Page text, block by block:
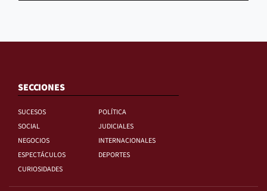
SECCIONES
SUCESOS
POLÍTICA
SOCIAL
JUDICIALES
NEGOCIOS
INTERNACIONALES
ESPECTÁCULOS
DEPORTES
CURIOSIDADES